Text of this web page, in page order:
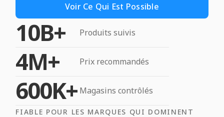
Voir Ce Qui Est Possible
10B+ Produits suivis
4M+ Prix recommandés
600K+ Magasins contrôlés
FIABLE POUR LES MARQUES QUI DOMINENT